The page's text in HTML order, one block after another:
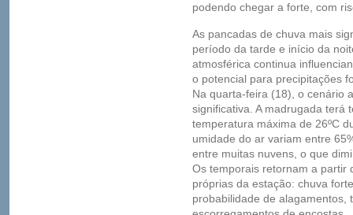
podendo chegar a forte, com
As pancadas de chuva mais
período da tarde e início da
atmosférica continua
o potencial para precipitações
Na quarta-feira (18), o cenário
significativa. A madrugada terá
temperatura máxima de 26ºC
umidade do ar variam entre
entre muitas nuvens, o que
Os temporais retornam a partir
próprias da estação: chuva
probabilidade de alagamentos,